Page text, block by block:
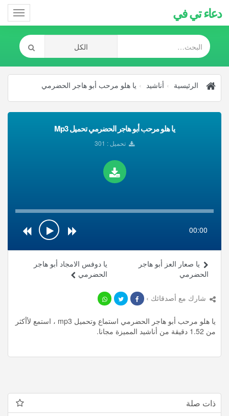
دعاء تي في
الرئيسية أناشيد يا هلو مرحب أبو هاجر الحضرمي
يا هلو مرحب أبو هاجر الحضرمي تحميل Mp3
تحميل : 301
00:00
يا دوفس الامجاد أبو هاجر
الحضرمي
يا صعار العز أبو هاجر
الحضرمي
شارك مع أصدقائك ›
يا هلو مرحب أبو هاجر الحضرمي استماع وتحميل mp3 ، استمع لأأكثر
من 1.52 دقيقة من أناشيد المميزة مجانا.
ذات صلة